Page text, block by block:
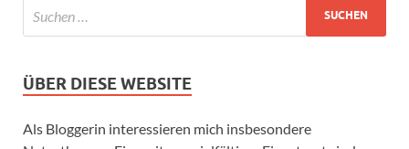
ÜBER DIESE WEBSITE
Als Bloggerin interessieren mich insbesondere